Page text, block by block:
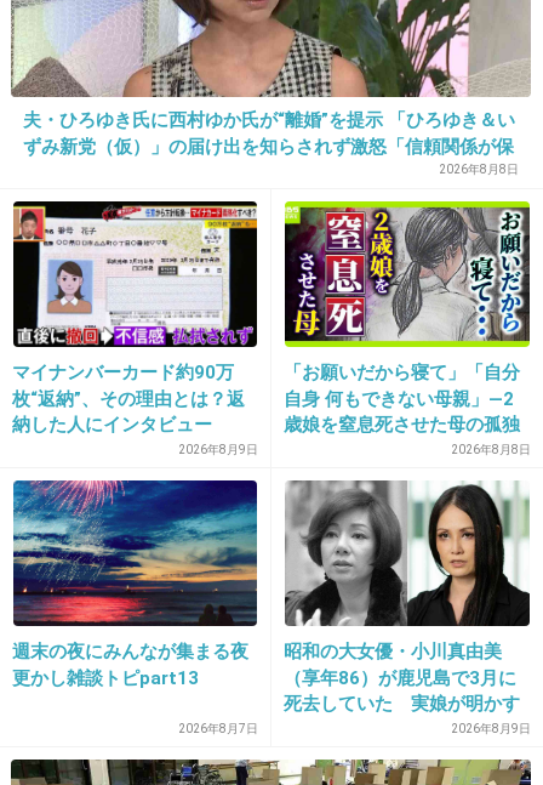
13. 匿名 2017/01/30(月) 13:19:14
で？
+250 -9
14. 匿名2017/01/30(月) 13:19:27
夫に人生相談すればいいのに、夫暇そうなのに
-15
15. 匿名 2017/01/30(月) 13:19:31
何の人生相談だろ
+517 -7
16. 匿名2017/01/30(月) 13:19:38
夫・ひろゆき氏に西村ゆか氏が“離婚”を提示 「ひろゆき＆い
ずみ新党（仮）」の届け出を知らされず激怒「信頼関係が保
2026年8月8日
マイナンバーカード約90万
枚“返納”、その理由とは？返
納した人にインタビュー
2026年8月9日
「お願いだから寝て」「自分
自身 何もできない母親」―2
歳娘を窒息死させた母の孤独
「娘は『ママどうして』と」
限界の年子ワンオペ育児 法
廷での懺悔と声なきSOS
2026年8月8日
週末の夜にみんなが集まる夜
更かし雑談トピpart13
2026年8月7日
昭和の大女優・小川真由美
（享年86）が鹿児島で3月に
死去していた 実娘が明かす
「毒母」の素顔と空白の晩年
2026年8月9日